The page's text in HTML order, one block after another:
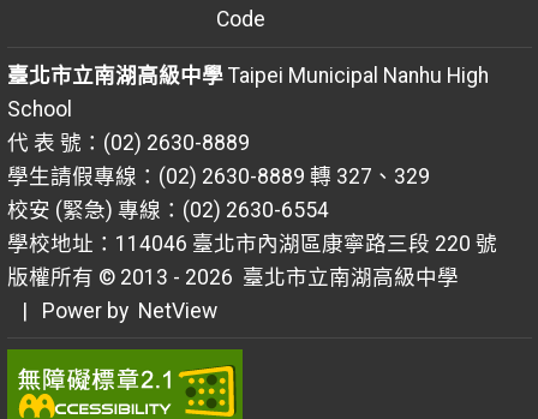
臺北市立南湖高級中學Taipei Municipal Nanhu High
School
代 表 號：(02) 2630-8889
學生請假專線：(02) 2630-8889 轉 327、329
校安 (緊急) 專線：(02) 2630-6554
學校地址：114046 臺北市內湖區康寧路三段 220 號
版權所有 © 2013 - 2026 臺北市立南湖高級中學
| Power by NetView